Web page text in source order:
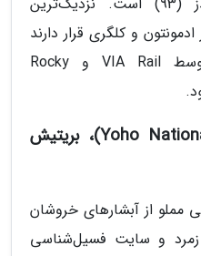
و کلگری قرار دارند
و خدمات قطار نیز توسط VIA Rail و Rocky
پارک ملی یوهو (Yoho National Park)، بریتیش
مملو از آبشارهای خروشان
زمرد و سایت فسیل‌شناسی